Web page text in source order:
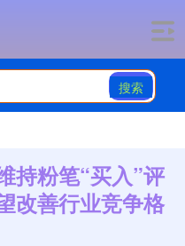
搜索
持粉笔“买入”评
改善行业竞争格